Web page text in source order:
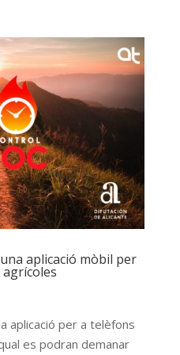
aplicació mòbil per
aplicació per a telèfons
es podran demanar